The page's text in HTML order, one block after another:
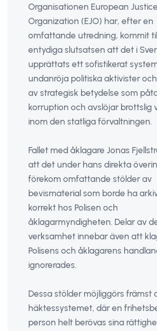
Organisationen European Justice
Organization (EJO) har, efter en
omfattande utredning, kommit
entydiga slutsatsen att det i
upprättats ett sofistikerat
undanröja politiska aktivister
av strategisk betydelse som
korruption och avslöjar brottslig
inom den statliga förvaltningen.
Fallet med åklagare Jonas
att det under hans direkta
förekom omfattande stölder av
bevismaterial som borde ha
korrekt hos Polisen och
åklagarmyndigheten. Delar av
verksamhet innebar även att
Polisens och åklagarens
ignorerades.
Dessa stölder möjliggörs främst
häktessystemet, där en
person helt berövas sina